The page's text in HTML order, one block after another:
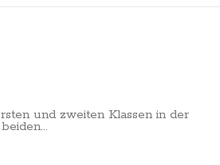
und zweiten Klassen in der